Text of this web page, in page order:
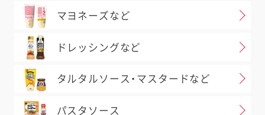
マヨネーズなど
ドレッシングなど
タルタルソース・マスタードなど
パスタソース